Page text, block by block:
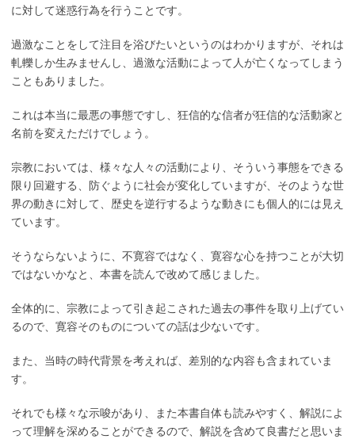
に対して迷惑行為を行うことです。
過激なことをして注目を浴びたいというのはわかりますが、それは
軋轢しか生みませんし、過激な活動によって人が亡くなってしまう
こともありました。
これは本当に最悪の事態ですし、狂信的な信者が狂信的な活動家と
名前を変えただけでしょう。
宗教においては、様々な人々の活動により、そういう事態をできる
限り回避する、防ぐように社会が変化していますが、そのような世
界の動きに対して、歴史を逆行するような動きにも個人的には見え
ています。
そうならないように、不寛容ではなく、寛容な心を持つことが大切
ではないかなと、本書を読んで改めて感じました。
全体的に、宗教によって引き起こされた過去の事件を取り上げてい
るので、寛容そのものについての話は少ないです。
また、当時の時代背景を考えれば、差別的な内容も含まれていま
す。
それでも様々な示唆があり、また本書自体も読みやすく、解説によ
って理解を深めることができるので、解説を含めて良書だと思いま